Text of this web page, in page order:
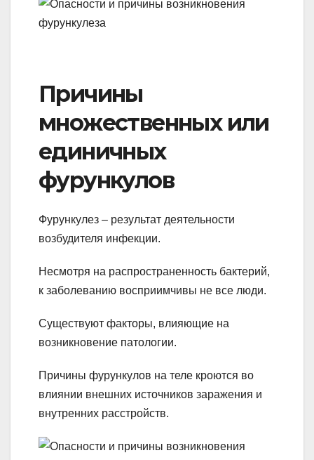
Причины
множественных или
единичных
фурункулов
Фурункулез – результат деятельности
возбудителя инфекции.
Несмотря на распространенность бактерий,
к заболеванию восприимчивы не все люди.
Существуют факторы, влияющие на
возникновение патологии.
Причины фурункулов на теле кроются во
влиянии внешних источников заражения и
внутренних расстройств.